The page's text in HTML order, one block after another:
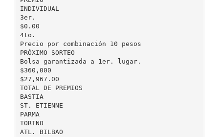
INDIVIDUAL
3er.
$0.00
4to.
Precio por combinación 10 pesos
PRÓXIMO SORTEO
Bolsa garantizada a 1er. lugar.
$360,000
$27,967.00
TOTAL DE PREMIOS
BASTIA
ST. ETIENNE
PARMA
TORINO
ATL. BILBAO